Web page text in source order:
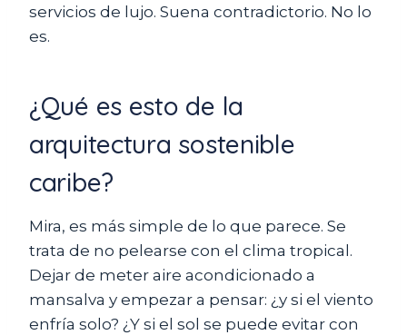
servicios de lujo. Suena contradictorio. No lo
es.
¿Qué es esto de la
arquitectura sostenible
caribe?
Mira, es más simple de lo que parece. Se
trata de no pelearse con el clima tropical.
Dejar de meter aire acondicionado a
mansalva y empezar a pensar: ¿y si el viento
enfría solo? ¿Y si el sol se puede evitar con